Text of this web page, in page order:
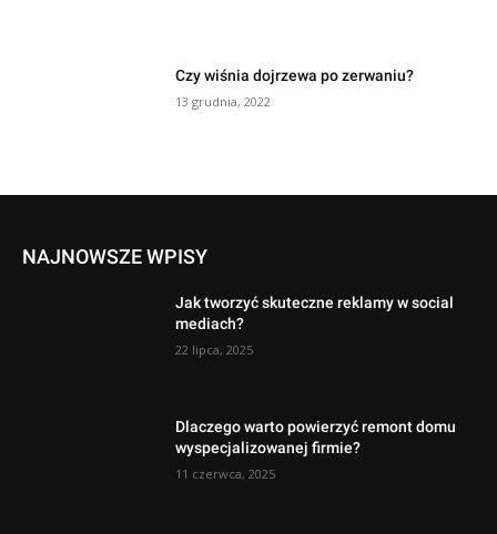
Czy wiśnia dojrzewa po zerwaniu?
13 grudnia, 2022
NAJNOWSZE WPISY
Jak tworzyć skuteczne reklamy w social
mediach?
22 lipca, 2025
Dlaczego warto powierzyć remont domu
wyspecjalizowanej firmie?
11 czerwca, 2025